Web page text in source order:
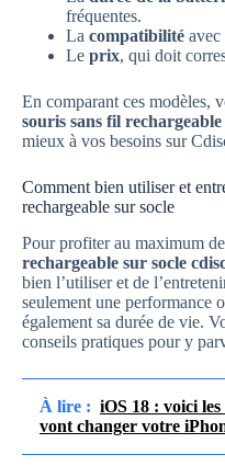
fréquentes.
La compatibilité avec
Le prix, qui doit
En comparant ces modèles,
souris sans fil rechargeable
mieux à vos besoins sur
Comment bien utiliser et
rechargeable sur socle
Pour profiter au maximum
rechargeable sur socle
bien l’utiliser et de
seulement une performance
également sa durée de vie.
conseils pratiques pour y
À lire : iOS 18 : voici
vont changer votre